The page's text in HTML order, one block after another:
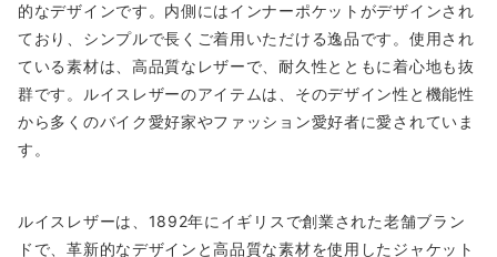
的なデザインです。内側にはインナーポケットがデザインされ
ており、シンプルで長くご着用いただける逸品です。使用され
ている素材は、高品質なレザーで、耐久性とともに着心地も抜
群です。ルイスレザーのアイテムは、そのデザイン性と機能性
から多くのバイク愛好家やファッション愛好者に愛されていま
す。
ルイスレザーは、1892年にイギリスで創業された老舗ブラン
ドで、革新的なデザインと高品質な素材を使用したジャケット